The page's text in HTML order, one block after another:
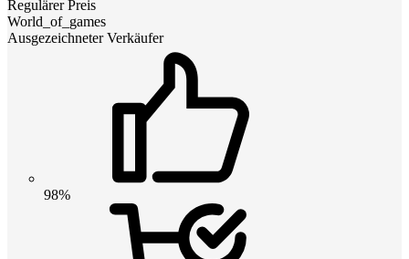
Regulärer Preis
World_of_games
Ausgezeichneter Verkäufer
98%